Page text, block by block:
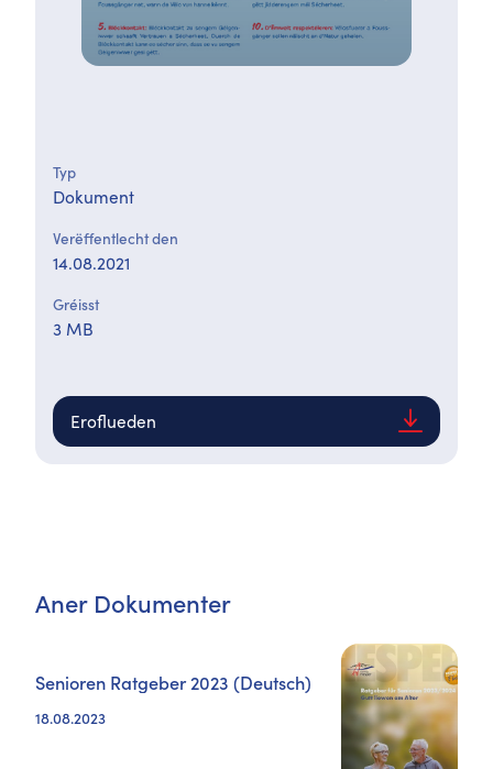
Typ
Dokument
Verëffentlecht den
14.08.2021
Gréisst
3 MB
Eroflueden
Aner Dokumenter
Senioren Ratgeber 2023 (Deutsch)
18.08.2023